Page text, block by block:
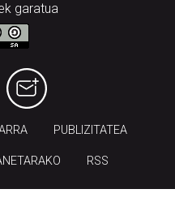
garatua
PUBLIZITATEA
RSS